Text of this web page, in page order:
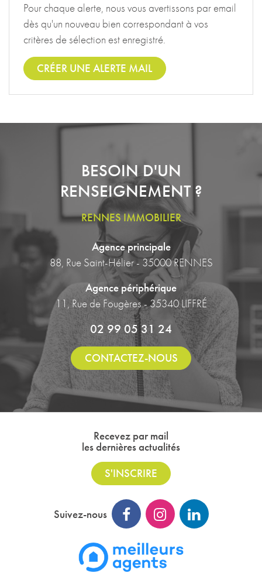
Pour chaque alerte, nous vous avertissons par email
dès qu'un nouveau bien correspondant à vos
critères de sélection est enregistré.
CRÉER UNE ALERTE MAIL
BESOIN D'UN
RENSEIGNEMENT ?
RENNES IMMOBILIER
Agence principale
88, Rue Saint-Hélier - 35000 RENNES
Agence périphérique
11, Rue de Fougères - 35340 LIFFRÉ
02 99 05 31 24
CONTACTEZ-NOUS
Recevez par mail
les dernières actualités
S'INSCRIRE
Suivez-nous